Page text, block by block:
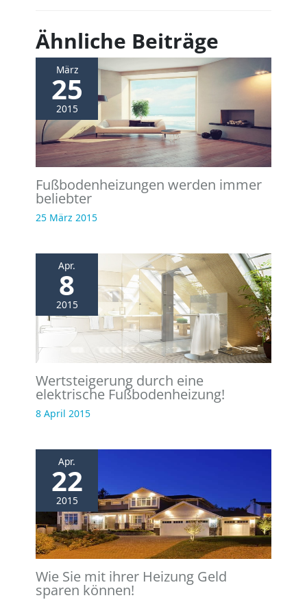
Ähnliche Beiträge
März
25
2015
Fußbodenheizungen werden immer
beliebter
25 März 2015
Apr.
8
2015
Wertsteigerung durch eine
elektrische Fußbodenheizung!
8 April 2015
Apr.
22
2015
Wie Sie mit ihrer Heizung Geld
sparen können!